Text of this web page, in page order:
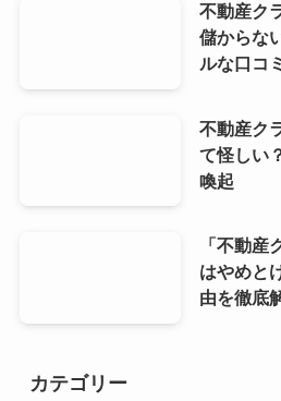
不動産ク
儲からな
ルな口コ
不動産ク
て怪しい
喚起
「不動産
はやめと
由を徹底
カテゴリー